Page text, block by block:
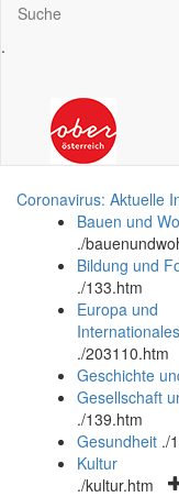
Suche
.
Coronavirus: Aktuelle
Bauen und
./
Bildung und
./133.htm
Europa und
Internationales
./203110.htm
Geschichte
Gesellschaft
./139.htm
Gesundheit ./
Kultur
./kultur.htm